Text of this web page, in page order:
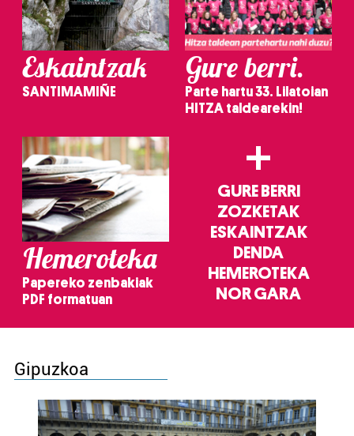
Eskaintzak
SANTIMAMIÑE
Gure berri.
Parte hartu 33. Lilatoian
HITZA taldearekin!
Hemeroteka
Papereko zenbakiak
PDF formatuan
+
GURE BERRI
ZOZKETAK
ESKAINTZAK
DENDA
HEMEROTEKA
NOR GARA
Gipuzkoa